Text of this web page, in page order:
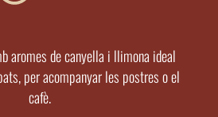
aromes de canyella i llimona ideal
per acompanyar les postres o el
cafè.